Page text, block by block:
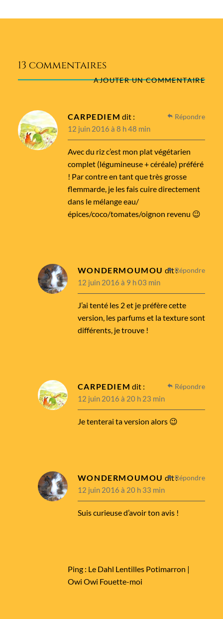
13 commentaires
AJOUTER UN COMMENTAIRE
CARPEDIEM dit :
12 juin 2016 à 8 h 48 min
Avec du riz c’est mon plat végétarien
complet (légumineuse + céréale) préféré
! Par contre en tant que très grosse
flemmarde, je les fais cuire directement
dans le mélange eau/
épices/coco/tomates/oignon revenu 😉
Répondre
WONDERMOUMOU dit :
12 juin 2016 à 9 h 03 min
J’ai tenté les 2 et je préfère cette
version, les parfums et la texture sont
différents, je trouve !
Répondre
CARPEDIEM dit :
12 juin 2016 à 20 h 23 min
Je tenterai ta version alors 😉
Répondre
WONDERMOUMOU dit :
12 juin 2016 à 20 h 33 min
Suis curieuse d’avoir ton avis !
Répondre
Ping : Le Dahl Lentilles Potimarron |
Owi Owi Fouette-moi